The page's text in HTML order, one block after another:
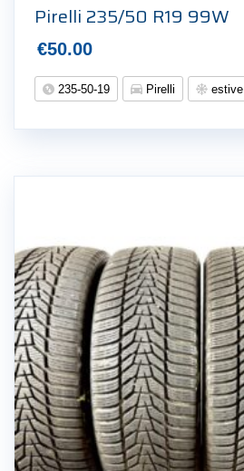
Pirelli 235/50 R19 99W
€50.00
235-50-19 Pirelli estive